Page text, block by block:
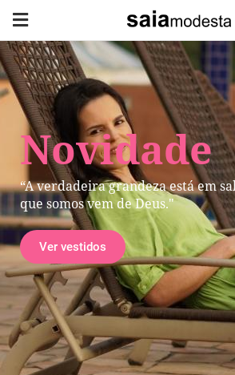
Novidade
“A verdadeira grandeza está em
que somos vem de Deus."
Ver vestidos